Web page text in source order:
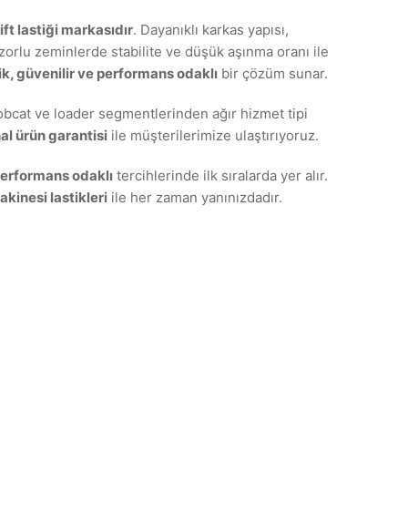
lastiği markasıdır. Dayanıklı karkas yapısı,
zeminlerde stabilite ve düşük aşınma oranı ile
güvenilir ve performans odaklıbir çözüm sunar.
ve loader segmentlerinden ağır hizmet tipi
ürün garantisi ile müşterilerimize ulaştırıyoruz.
odaklı tercihlerinde ilk sıralarda yer alır.
lastikleri ile her zaman yanınızdadır.